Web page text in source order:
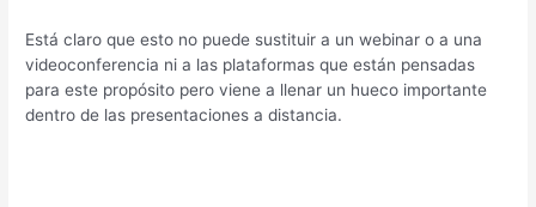
Está claro que esto no puede sustituir a un webinar o a una
videoconferencia ni a las plataformas que están pensadas
para este propósito pero viene a llenar un hueco importante
dentro de las presentaciones a distancia.